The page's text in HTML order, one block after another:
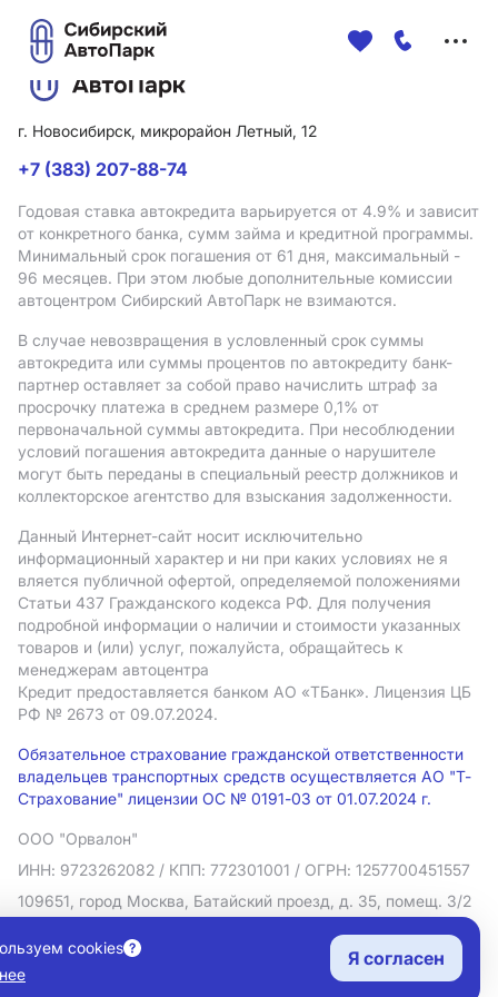
г. Новосибирск, микрорайон Летный, 12
+7 (383) 207-88-74
Годовая ставка автокредита варьируется от 4.9% и зависит
от конкретного банка, сумм займа и кредитной программы.
Минимальный срок погашения от 61 дня, максимальный -
96 месяцев. При этом любые дополнительные комиссии
автоцентром Сибирский АвтоПарк не взимаются.
В случае невозвращения в условленный срок суммы
автокредита или суммы процентов по автокредиту банк-
партнер оставляет за собой право начислить штраф за
просрочку платежа в среднем размере 0,1% от
первоначальной суммы автокредита. При несоблюдении
условий погашения автокредита данные о нарушителе
могут быть переданы в специальный реестр должников и
коллекторское агентство для взыскания задолженности.
Данный Интернет-сайт носит исключительно
информационный характер и ни при каких условиях не я
вляется публичной офертой, определяемой положениями
Статьи 437 Гражданского кодекса РФ. Для получения
подробной информации о наличии и стоимости указанных
товаров и (или) услуг, пожалуйста, обращайтесь к
менеджерам автоцентра
Кредит предоставляется банком АO «ТБанк». Лицензия ЦБ
РФ № 2673 от 09.07.2024.
Обязательное страхование гражданской ответственности
владельцев транспортных средств осуществляется АО "Т-
Страхование" лицензии ОС № 0191-03 от 01.07.2024 г.
ООО "Орвалон"
ИНН: 9723262082 / КПП: 772301001 / ОГРН: 1257700451557
109651, город Москва, Батайский проезд, д. 35, помещ. 3/2
Политика в отношении обработки персональных данных
Согласие на рекламную рассылку
Правовая информация
cookies
Я согласен